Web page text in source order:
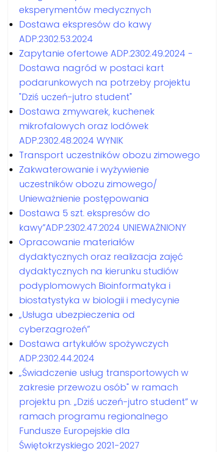
eksperymentów medycznych
Dostawa ekspresów do kawy
ADP.2302.53.2024
Zapytanie ofertowe ADP.2302.49.2024 -
Dostawa nagród w postaci kart
podarunkowych na potrzeby projektu
"Dziś uczeń-jutro student"
Dostawa zmywarek, kuchenek
mikrofalowych oraz lodówek
ADP.2302.48.2024 WYNIK
Transport uczestników obozu zimowego
Zakwaterowanie i wyżywienie
uczestników obozu zimowego/
Unieważnienie postępowania
Dostawa 5 szt. ekspresów do
kawy”ADP.2302.47.2024 UNIEWAŻNIONY
Opracowanie materiałów
dydaktycznych oraz realizacja zajęć
dydaktycznych na kierunku studiów
podyplomowych Bioinformatyka i
biostatystyka w biologii i medycynie
„Usługa ubezpieczenia od
cyberzagrożeń”
Dostawa artykułów spożywczych
ADP.2302.44.2024
„Świadczenie usług transportowych w
zakresie przewozu osób" w ramach
projektu pn. „Dziś uczeń-jutro student” w
ramach programu regionalnego
Fundusze Europejskie dla
Świętokrzyskiego 2021-2027